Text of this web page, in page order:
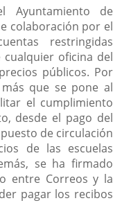
Ayuntamiento de
colaboración por el
restringidas
cualquier oficina del
públicos. Por
que se pone al
el cumplimiento
desde el pago del
de circulación
de las escuelas
se ha firmado
entre Correos y la
pagar los recibos